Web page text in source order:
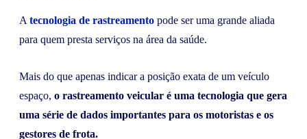
A tecnologia de rastreamento pode ser uma grande aliada
para quem presta serviços na área da saúde.
Mais do que apenas indicar a posição exata de um veículo
espaço, o rastreamento veicular é uma tecnologia que gera
uma série de dados importantes para os motoristas e os
gestores de frota.